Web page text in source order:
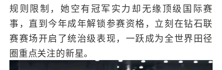
规则限制，她空有冠军实力却无缘顶级国际赛
事，直到今年成年解锁参赛资格，立刻在钻石联
赛赛场开启了统治级表现，一跃成为全世界田径
圈重点关注的新星。